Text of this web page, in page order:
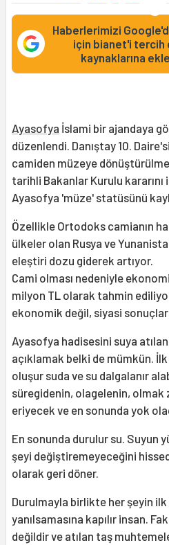
Haberlerimizi
için bianet'i tercih
kaynaklarına
Ayasofya İslami bir ajandaya
düzenlendi. Danıştay 10.
camiden müzeye
tarihli Bakanlar Kurulu
Ayasofya 'müze' statüsünü
Özellikle Ortodoks camianın
ülkeler olan Rusya ve
eleştiri dozu giderek artıyor.
Cami olması nedeniyle
milyon TL olarak tahmin
ekonomik değil, siyasi
Ayasofya hadisesini suya
açıklamak belki de mümkün.
oluşur suda ve su dalgalanır
süregidenin, olagelenin, olmak
eriyecek ve en sonunda yok
En sonunda durulur su. Suyun
şeyi değiştiremeyeceğini
olarak geri döner.
Durulmayla birlikte her şeyin
yanılsamasına kapılır insan.
değildir ve atılan taş